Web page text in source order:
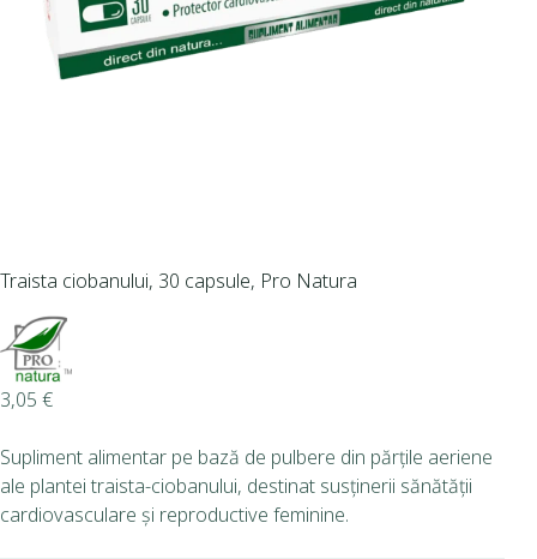
Traista ciobanului, 30 capsule, Pro Natura
3,05 €
Supliment alimentar pe bază de pulbere din părțile aeriene
ale plantei traista-ciobanului, destinat susținerii sănătății
cardiovasculare și reproductive feminine.